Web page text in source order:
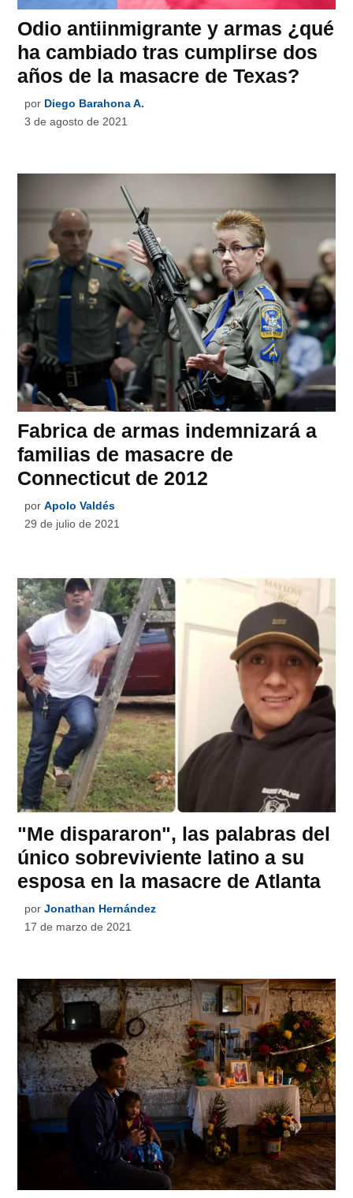
Odio antiinmigrante y armas ¿qué
ha cambiado tras cumplirse dos
años de la masacre de Texas?
por Diego Barahona A.
3 de agosto de 2021
Fabrica de armas indemnizará a
familias de masacre de
Connecticut de 2012
por Apolo Valdés
29 de julio de 2021
"Me dispararon", las palabras del
único sobreviviente latino a su
esposa en la masacre de Atlanta
por Jonathan Hernández
17 de marzo de 2021